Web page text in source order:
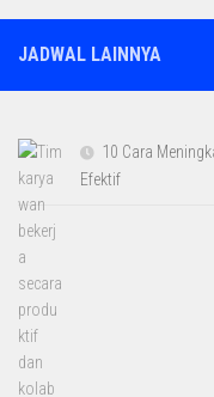
JADWAL LAINNYA
10 Cara
Efektif